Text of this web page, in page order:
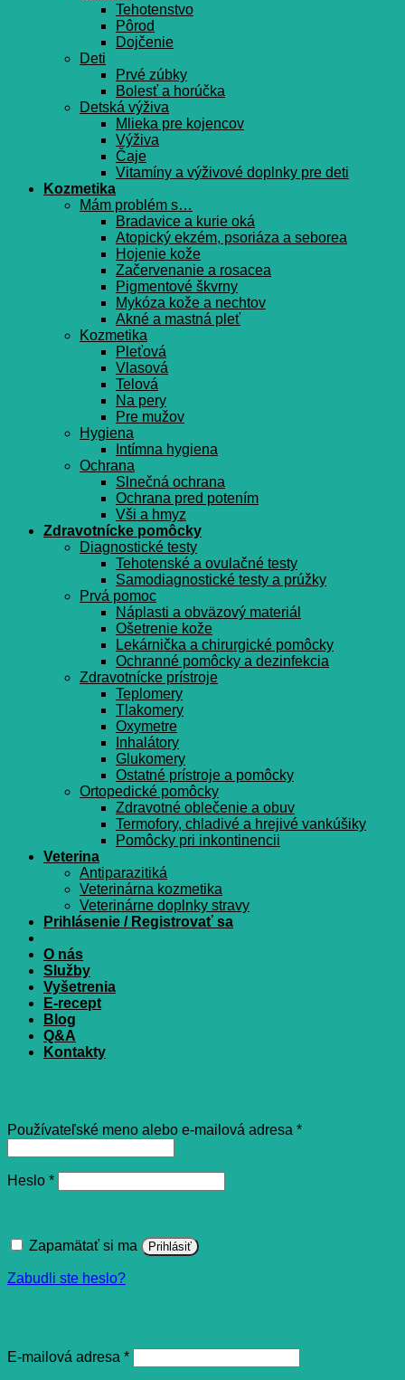
Tehotenstvo
Pôrod
Dojčenie
Deti
Prvé zúbky
Bolesť a horúčka
Detská výživa
Mlieka pre kojencov
Výživa
Čaje
Vitamíny a výživové doplnky pre deti
Kozmetika
Mám problém s…
Bradavice a kurie oká
Atopický ekzém, psoriáza a seborea
Hojenie kože
Začervenanie a rosacea
Pigmentové škvrny
Mykóza kože a nechtov
Akné a mastná pleť
Kozmetika
Pleťová
Vlasová
Telová
Na pery
Pre mužov
Hygiena
Intímna hygiena
Ochrana
Slnečná ochrana
Ochrana pred potením
Vši a hmyz
Zdravotnícke pomôcky
Diagnostické testy
Tehotenské a ovulačné testy
Samodiagnostické testy a prúžky
Prvá pomoc
Náplasti a obväzový materiál
Ošetrenie kože
Lekárnička a chirurgické pomôcky
Ochranné pomôcky a dezinfekcia
Zdravotnícke prístroje
Teplomery
Tlakomery
Oxymetre
Inhalátory
Glukomery
Ostatné prístroje a pomôcky
Ortopedické pomôcky
Zdravotné oblečenie a obuv
Termofory, chladivé a hrejivé vankúšiky
Pomôcky pri inkontinencii
Veterina
Antiparazitiká
Veterinárna kozmetika
Veterinárne doplnky stravy
Prihlásenie / Registrovať sa
O nás
Služby
Vyšetrenia
E-recept
Blog
Q&A
Kontakty
Používateľské meno alebo e-mailová adresa *Povinné
Heslo *Povinné
Zapamätať si ma Prihlásiť
Zabudli ste heslo?
E-mailová adresa *Povinné